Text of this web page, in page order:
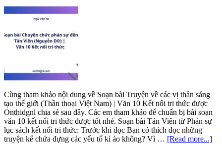
Văn
10
Kết
nối
tri
thức
Cùng tham khảo nội dung về Soạn bài Truyện về các vị thần sáng
tạo thế giới (Thần thoại Việt Nam) | Văn 10 Kết nối tri thức được
Onthidgnl chia sẻ sau đây. Các em tham khảo để chuẩn bị bài soạn
văn 10 kết nối tri thức được tốt nhé. Soạn bài Tản Viên từ Phán sự
lục sách kết nối tri thức: Trước khi đọc Bạn có thích đọc những
truyện kể chứa đựng các yếu tố kì ảo không? Vì … [Read more...]